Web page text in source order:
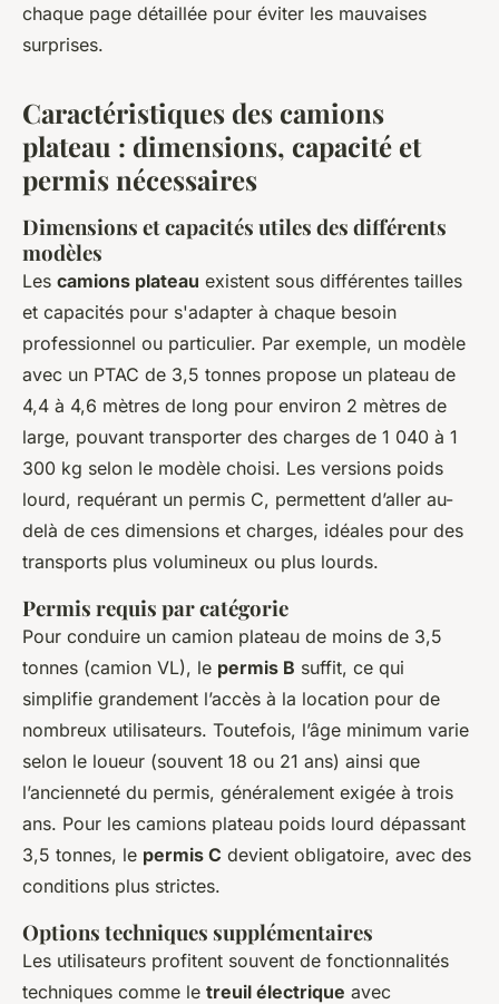
chaque page détaillée pour éviter les mauvaises
surprises.
Caractéristiques des camions
plateau : dimensions, capacité et
permis nécessaires
Dimensions et capacités utiles des différents
modèles
Les camions plateau existent sous différentes tailles
et capacités pour s'adapter à chaque besoin
professionnel ou particulier. Par exemple, un modèle
avec un PTAC de 3,5 tonnes propose un plateau de
4,4 à 4,6 mètres de long pour environ 2 mètres de
large, pouvant transporter des charges de 1 040 à 1
300 kg selon le modèle choisi. Les versions poids
lourd, requérant un permis C, permettent d’aller au-
delà de ces dimensions et charges, idéales pour des
transports plus volumineux ou plus lourds.
Permis requis par catégorie
Pour conduire un camion plateau de moins de 3,5
tonnes (camion VL), le permis B suffit, ce qui
simplifie grandement l’accès à la location pour de
nombreux utilisateurs. Toutefois, l’âge minimum varie
selon le loueur (souvent 18 ou 21 ans) ainsi que
l’ancienneté du permis, généralement exigée à trois
ans. Pour les camions plateau poids lourd dépassant
3,5 tonnes, le permis C devient obligatoire, avec des
conditions plus strictes.
Options techniques supplémentaires
Les utilisateurs profitent souvent de fonctionnalités
techniques comme le treuil électrique avec